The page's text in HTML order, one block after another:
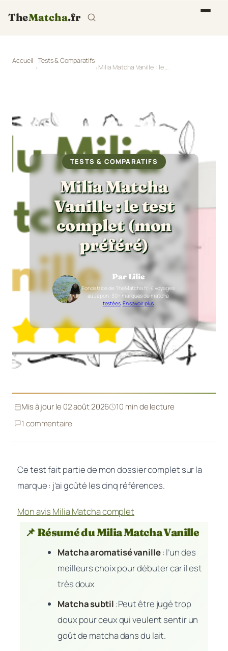
TheMatcha.fr
Accueil Tests & Comparatifs
Milia Matcha Vanille : le test complet (mon préféré)
TESTS & COMPARATIFS
Milia Matcha
Vanille : le test
complet (mon
préféré)
Par Lilie
Fondatrice de TheMatcha.fr · 4 voyages
au Japon · 30+ marques de matcha
testées· En savoir plus
Mis à jour le 02 août 2026
10 min de lecture
1 commentaire
Ce test fait partie de mon dossier complet sur la
marque : j’ai goûté les cinq références.
Mon avis Milia Matcha complet
📌 Résumé du Milia Matcha Vanille
Matcha aromatisé vanille: l’un des
meilleurs choix pour débuter car il est
très doux
Matcha subtil :Peut être jugé trop
doux pour ceux qui veulent sentir un
goût de matcha dans du lait.